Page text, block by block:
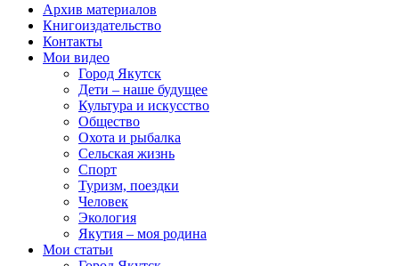
Архив материалов
Книгоиздательство
Контакты
Мои видео
Город Якутск
Дети – наше будущее
Культура и искусство
Общество
Охота и рыбалка
Сельская жизнь
Спорт
Туризм, поездки
Человек
Экология
Якутия – моя родина
Мои статьи